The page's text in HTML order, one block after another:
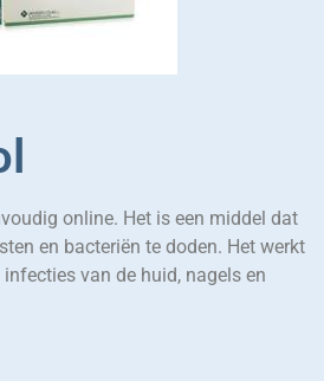
online. Het is een middel dat
en bacteriën te doden. Het werkt
van de huid, nagels en